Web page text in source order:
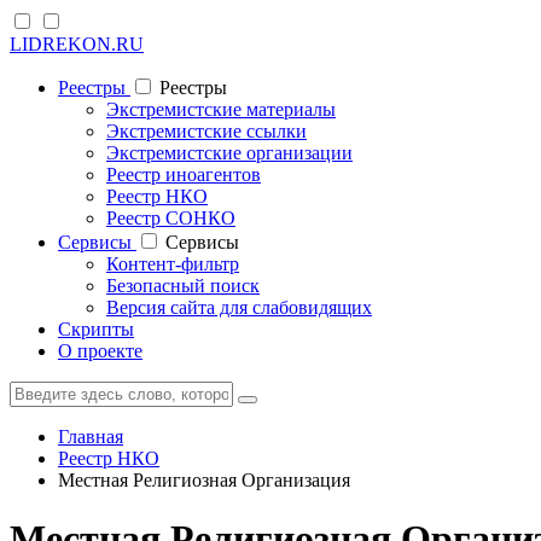
LIDREKON.RU
Реестры
Реестры
Экстремистские материалы
Экстремистские ссылки
Экстремистские организации
Реестр иноагентов
Реестр НКО
Реестр СОНКО
Cервисы
Cервисы
Контент-фильтр
Безопасный поиск
Версия сайта для слабовидящих
Скрипты
О проекте
Главная
Реестр НКО
Местная Религиозная Организация